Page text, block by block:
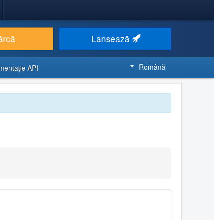
Lansează
API Română